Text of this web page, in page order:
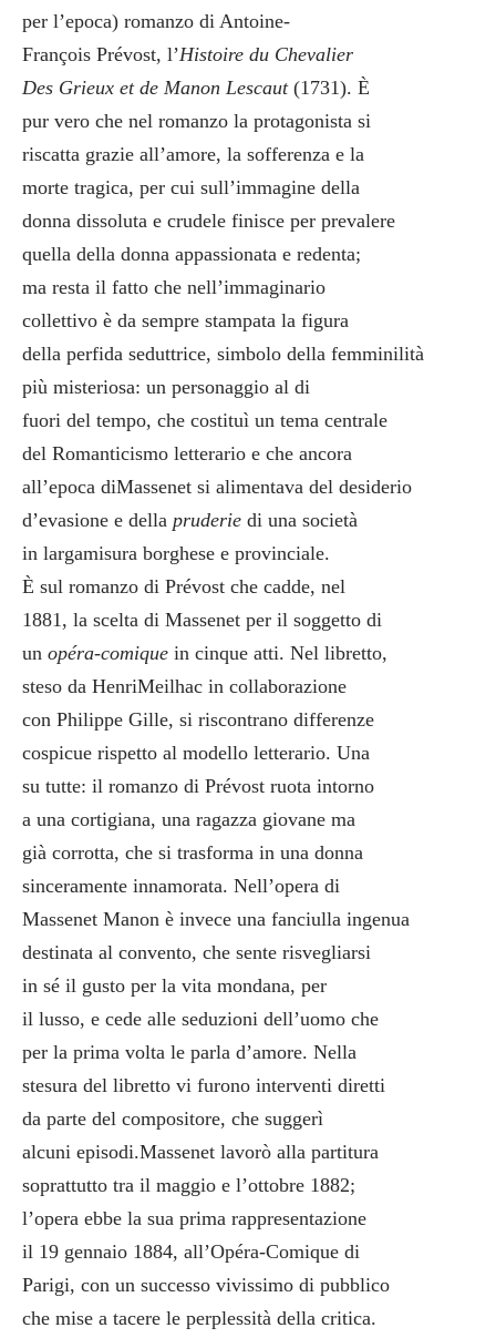
per l’epoca) romanzo di Antoine-
François Prévost, l’Histoire du Chevalier
Des Grieux et de Manon Lescaut (1731). È
pur vero che nel romanzo la protagonista si
riscatta grazie all’amore, la sofferenza e la
morte tragica, per cui sull’immagine della
donna dissoluta e crudele finisce per prevalere
quella della donna appassionata e redenta;
ma resta il fatto che nell’immaginario
collettivo è da sempre stampata la figura
della perfida seduttrice, simbolo della femminilità
più misteriosa: un personaggio al di
fuori del tempo, che costituì un tema centrale
del Romanticismo letterario e che ancora
all’epoca diMassenet si alimentava del desiderio
d’evasione e della pruderie di una società
in largamisura borghese e provinciale.
È sul romanzo di Prévost che cadde, nel
1881, la scelta di Massenet per il soggetto di
un opéra-comique in cinque atti. Nel libretto,
steso da HenriMeilhac in collaborazione
con Philippe Gille, si riscontrano differenze
cospicue rispetto al modello letterario. Una
su tutte: il romanzo di Prévost ruota intorno
a una cortigiana, una ragazza giovane ma
già corrotta, che si trasforma in una donna
sinceramente innamorata. Nell’opera di
Massenet Manon è invece una fanciulla ingenua
destinata al convento, che sente risvegliarsi
in sé il gusto per la vita mondana, per
il lusso, e cede alle seduzioni dell’uomo che
per la prima volta le parla d’amore. Nella
stesura del libretto vi furono interventi diretti
da parte del compositore, che suggerì
alcuni episodi.Massenet lavorò alla partitura
soprattutto tra il maggio e l’ottobre 1882;
l’opera ebbe la sua prima rappresentazione
il 19 gennaio 1884, all’Opéra-Comique di
Parigi, con un successo vivissimo di pubblico
che mise a tacere le perplessità della critica.